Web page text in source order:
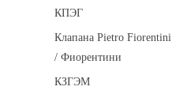
КПЭГ
Клапана Pietro Fiorentini
/ Фиорентини
КЗГЭМ